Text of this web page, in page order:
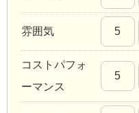
雰囲気 5
コストパフォ
ーマンス
5